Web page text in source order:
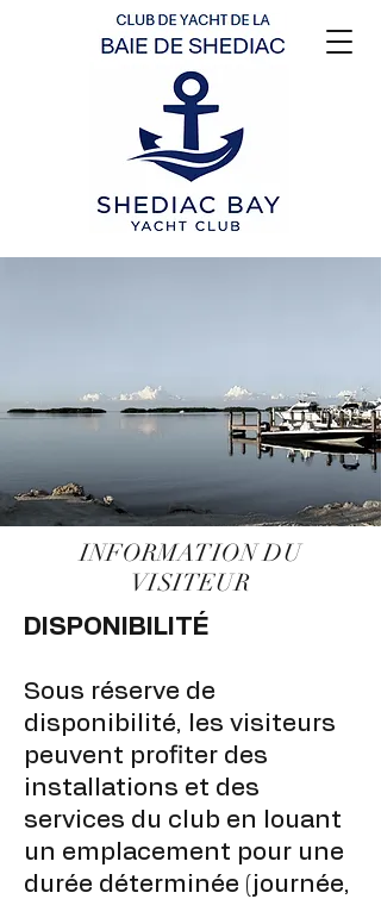
INFORMATION DU
VISITEUR
DISPONIBILITÉ
Sous réserve de
disponibilité, les visiteurs
peuvent profiter des
installations et des
services du club en louant
un emplacement pour une
durée déterminée (journée,